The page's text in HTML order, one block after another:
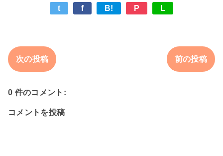
t f B! P L
次の投稿 前の投稿
0 件のコメント:
コメントを投稿